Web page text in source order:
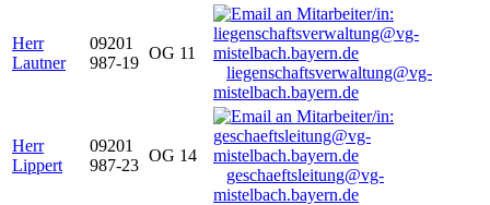
Herr
Lautner
09201
987-19
OG 11
liegenschaftsverwaltung@vg-
mistelbach.bayern.de
Herr
Lippert
09201
987-23
OG 14
geschaeftsleitung@vg-
mistelbach.bayern.de